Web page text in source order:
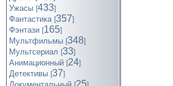
Ужасы [433]
Фантастика [357]
Фэнтази [165]
Мультфильмы [348]
Мультсериал [33]
Анимационный [24]
Детективы [37]
25